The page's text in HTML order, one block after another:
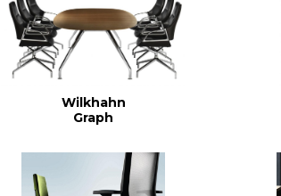
Wilkhahn
Graph